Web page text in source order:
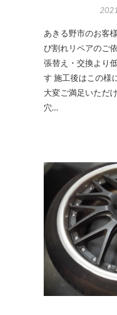
あきる野市のお客
び割れリペアのご
張替え・交換より
す 施工後はこの様
大変ご満足いただ
穴…